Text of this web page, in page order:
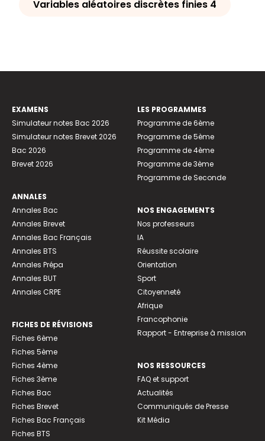
Variables aléatoires discrètes finies 4
EXAMENS
Simulateur notes Bac 2026
Simulateur notes Brevet 2026
Bac 2026
Brevet 2026
ANNALES
Annales Bac
Annales Brevet
Annales Bac Français
Annales BTS
Annales Prépa
Annales BUT
Annales CRPE
FICHES DE RÉVISIONS
Fiches 6ème
Fiches 5ème
Fiches 4ème
Fiches 3ème
Fiches Bac
Fiches Brevet
Fiches Bac Français
Fiches BTS
LES PROGRAMMES
Programme de 6ème
Programme de 5ème
Programme de 4ème
Programme de 3ème
Programme de Seconde
NOS ENGAGEMENTS
Nos professeurs
IA
Réussite scolaire
Orientation
Sport
Citoyenneté
Afrique
Francophonie
Rapport - Entreprise à mission
NOS RESSOURCES
FAQ et support
Actualités
Communiqués de Presse
Kit Média